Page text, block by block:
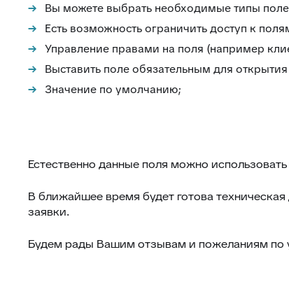
Вы можете выбрать необходимые типы
Есть возможность ограничить доступ к
Управление правами на поля (например
Выставить поле обязательным для
Значение по умолчанию;
Естественно данные поля можно
В ближайшее время будет готова
заявки.
Будем рады Вашим отзывам и пожеланиям по